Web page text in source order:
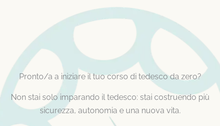
Pronto/a a iniziare il tuo corso di tedesco da zero?
Non stai solo imparando il tedesco: stai costruendo più
sicurezza, autonomia e una nuova vita.